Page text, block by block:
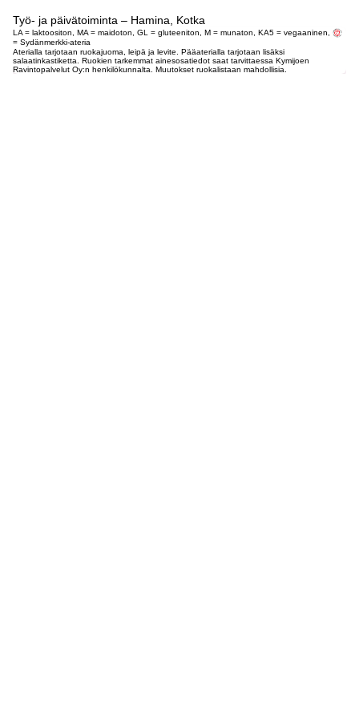
Työ- ja päivätoiminta – Hamina, Kotka
LA = laktoositon, MA = maidoton, GL = gluteeniton, M = munaton, KA5 = vegaaninen,
= Sydänmerkki-ateria
Aterialla tarjotaan ruokajuoma, leipä ja levite. Pääaterialla tarjotaan lisäksi
salaatinkastiketta. Ruokien tarkemmat ainesosatiedot saat tarvittaessa Kymijoen
Ravintopalvelut Oy:n henkilökunnalta. Muutokset ruokalistaan mahdollisia.